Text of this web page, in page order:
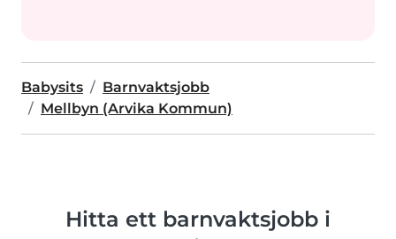
Babysits
Barnvaktsjobb
Mellbyn (Arvika Kommun)
Hitta ett barnvaktsjobb i